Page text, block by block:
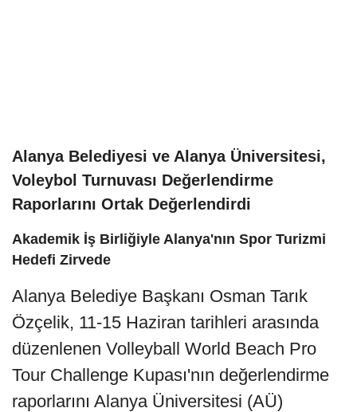
Alanya Belediyesi ve Alanya Üniversitesi,
Voleybol Turnuvası Değerlendirme
Raporlarını Ortak Değerlendirdi
Akademik İş Birliğiyle Alanya'nın Spor Turizmi
Hedefi Zirvede
Alanya Belediye Başkanı Osman Tarık
Özçelik, 11-15 Haziran tarihleri arasında
düzenlenen Volleyball World Beach Pro
Tour Challenge Kupası'nın değerlendirme
raporlarını Alanya Üniversitesi (AÜ)